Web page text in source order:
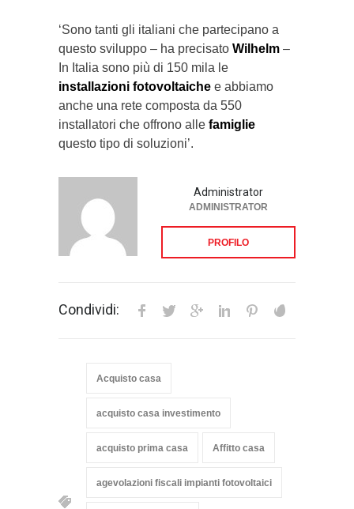
‘Sono tanti gli italiani che partecipano a
questo sviluppo – ha precisato Wilhelm –
In Italia sono più di 150 mila le
installazioni fotovoltaiche e abbiamo
anche una rete composta da 550
installatori che offrono alle famiglie
questo tipo di soluzioni’.
Administrator
ADMINISTRATOR
PROFILO
Condividi:
Acquisto casa
acquisto casa investimento
acquisto prima casa Affitto casa
agevolazioni fiscali impianti fotovoltaici